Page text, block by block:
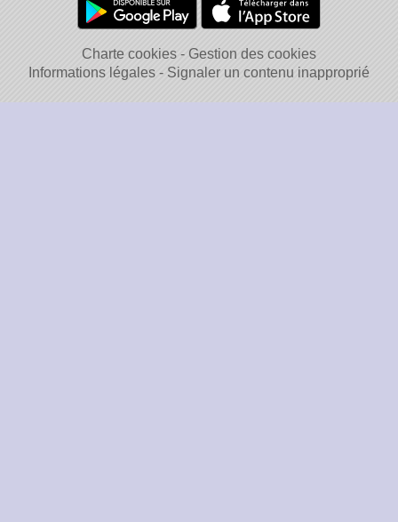
Charte cookies
Gestion des cookies
Informations légales
Signaler un contenu inapproprié